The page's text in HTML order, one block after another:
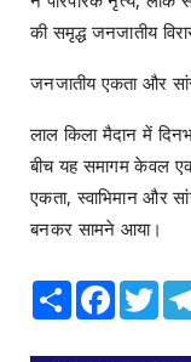
की समृद्ध जनजातीय
जनजातीय एकता और
लाल किला मैदान में
बीच यह समागम केवल
एकता, स्वाभिमान और
बनकर सामने आया।
Share Facebook